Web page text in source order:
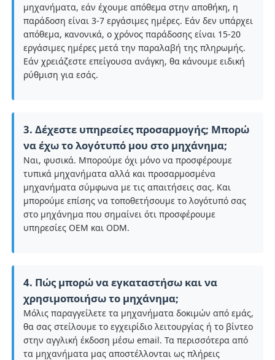
μηχανήματα, εάν έχουμε απόθεμα στην αποθήκη, η
παράδοση είναι 3-7 εργάσιμες ημέρες. Εάν δεν υπάρχει
απόθεμα, κανονικά, ο χρόνος παράδοσης είναι 15-20
εργάσιμες ημέρες μετά την παραλαβή της πληρωμής.
Εάν χρειάζεστε επείγουσα ανάγκη, θα κάνουμε ειδική
ρύθμιση για εσάς.
3. Δέχεστε υπηρεσίες προσαρμογής; Μπορώ
να έχω το λογότυπό μου στο μηχάνημα;
Ναι, φυσικά. Μπορούμε όχι μόνο να προσφέρουμε
τυπικά μηχανήματα αλλά και προσαρμοσμένα
μηχανήματα σύμφωνα με τις απαιτήσεις σας. Και
μπορούμε επίσης να τοποθετήσουμε το λογότυπό σας
στο μηχάνημα που σημαίνει ότι προσφέρουμε
υπηρεσίες OEM και ODM.
4. Πώς μπορώ να εγκαταστήσω και να
χρησιμοποιήσω το μηχάνημα;
Μόλις παραγγείλετε τα μηχανήματα δοκιμών από εμάς,
θα σας στείλουμε το εγχειρίδιο λειτουργίας ή το βίντεο
στην αγγλική έκδοση μέσω email. Τα περισσότερα από
τα μηχανήματα μας αποστέλλονται ως πλήρεις